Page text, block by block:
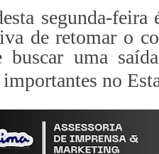
segunda-
de retomar o
buscar uma
no